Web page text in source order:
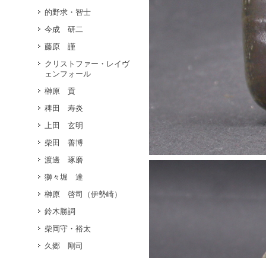
的野求・智士
今成 研二
藤原 謹
クリストファー・レイヴ
ェンフォール
榊原 貢
稗田 寿炎
上田 玄明
柴田 善博
渡邊 琢磨
獅々堀 達
榊原 啓司（伊勢崎）
鈴木勝詞
柴岡守・裕太
久郷 剛司